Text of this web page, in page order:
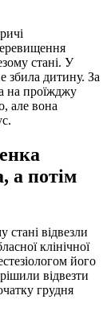
стані. У
збила дитину. За
на проїжджу
але вона
а потім
відвезли
клінічної
його
відвезти
грудня